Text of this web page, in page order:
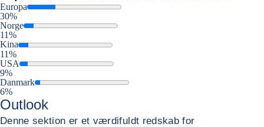
Europa
30%
Norge
11%
Kina
11%
USA
9%
Danmark
6%
Outlook
Denne sektion er et værdifuldt redskab for